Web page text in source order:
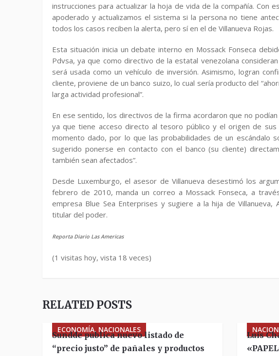
instrucciones para actualizar la hoja de vida de la compañía. Con
apoderado y actualizamos el sistema si la persona no tiene
todos los casos reciben la alerta, pero sí en el de Villanueva Rojas.
Esta situación inicia un debate interno en Mossack Fonseca
Pdvsa, ya que como directivo de la estatal venezolana
será usada como un vehículo de inversión. Asimismo, logran
cliente, proviene de un banco suizo, lo cual sería producto del
larga actividad profesional”.
En ese sentido, los directivos de la firma acordaron que no
ya que tiene acceso directo al tesoro público y el origen de
momento dado, por lo que las probabilidades de un escándalo
sugerido ponerse en contacto con el banco (su cliente)
también sean afectados”.
Desde Luxemburgo, el asesor de Villanueva desestimó los
febrero de 2010, manda un correo a Mossack Fonseca, a
empresa Blue Sea Enterprises y sugiere a la hija de Villanueva,
titular del poder.
Reporta Diario Las Americas
(1 visitas hoy, vista 18 veces)
RELATED POSTS
ECONOMÍA, NACIONALES
Sundde publica nuevo listado de
“precio justo” de pañales y productos
Luis